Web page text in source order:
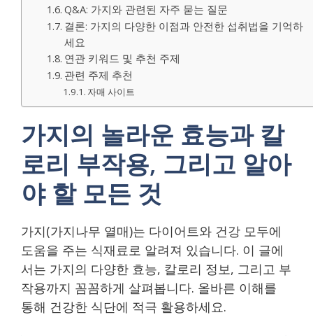
Q&A: 가지와 관련된 자주 묻는 질문
결론: 가지의 다양한 이점과 안전한 섭취법을 기억하
세요
연관 키워드 및 추천 주제
관련 주제 추천
자매 사이트
가지의 놀라운 효능과 칼
로리 부작용, 그리고 알아
야 할 모든 것
가지(가지나무 열매)는 다이어트와 건강 모두에
도움을 주는 식재료로 알려져 있습니다. 이 글에
서는 가지의 다양한 효능, 칼로리 정보, 그리고 부
작용까지 꼼꼼하게 살펴봅니다. 올바른 이해를
통해 건강한 식단에 적극 활용하세요.